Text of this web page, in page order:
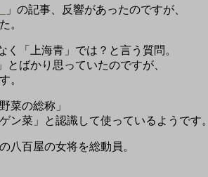
」の記事、反響があったのですが、
。
く「上海青」では？と言う質問。
とばかり思っていたのですが、
。
菜の総称」
ン菜」と認識して使っているようです。
八百屋の女将を総動員。